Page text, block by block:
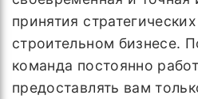
принятия
строительном бизнесе.
команда постоянно
предоставлять вам